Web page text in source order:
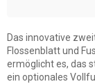
Das innovative
Flossenblatt und
ermöglicht es, das
ein optionales